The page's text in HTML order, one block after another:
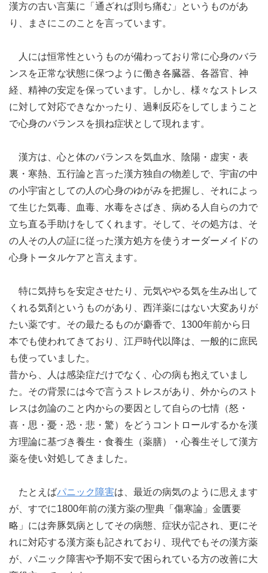
漢方の古い言葉に「通ざれば則ち痛む」というものがあ
り、まさにこのことを言っています。
人には恒常性というものが備わっており常に心身のバラ
ンスを正常な状態に保つように働き各臓器、各器官、神
経、精神の安定を保っています。しかし、様々なストレス
に対して対応できなかったり、過剰反応をしてしまうこと
で心身のバランスを損ね症状として現れます。
漢方は、心と体のバランスを気血水、陰陽・虚実・表
裏・寒熱、五行論と言った漢方独自の物差しで、宇宙の中
の小宇宙としての人の心身のゆがみを把握し、それによっ
て生じた気毒、血毒、水毒をさばき、病める人自らの力で
立ち直る手助けをしてくれます。そして、その処方は、そ
の人その人の証に従った漢方処方を使うオーダーメイドの
心身トータルケアと言えます。
特に気持ちを安定させたり、元気ややる気を生み出して
くれる気剤というものがあり、西洋薬にはない大変ありが
たい薬です。その最たるものが麝香で、1300年前から日
本でも使われてきており、江戸時代以降は、一般的に庶民
も使っていました。
昔から、人は感染症だけでなく、心の病も抱えていまし
た。その背景には今で言うストレスがあり、外からのスト
レスは勿論のこと内からの要因として自らの七情（怒・
喜・思・憂・恐・悲・驚）をどうコントロールするかを漢
方理論に基づき養生・食養生（薬膳）・心養生そして漢方
薬を使い対処してきました。
たとえばパニック障害は、最近の病気のように思えます
が、すでに1800年前の漢方薬の聖典「傷寒論」金匱要
略」には奔豚気病としてその病態、症状が記され、更にそ
れに対応する漢方薬も記されており、現代でもその漢方薬
が、パニック障害や予期不安で困られている方の改善に大